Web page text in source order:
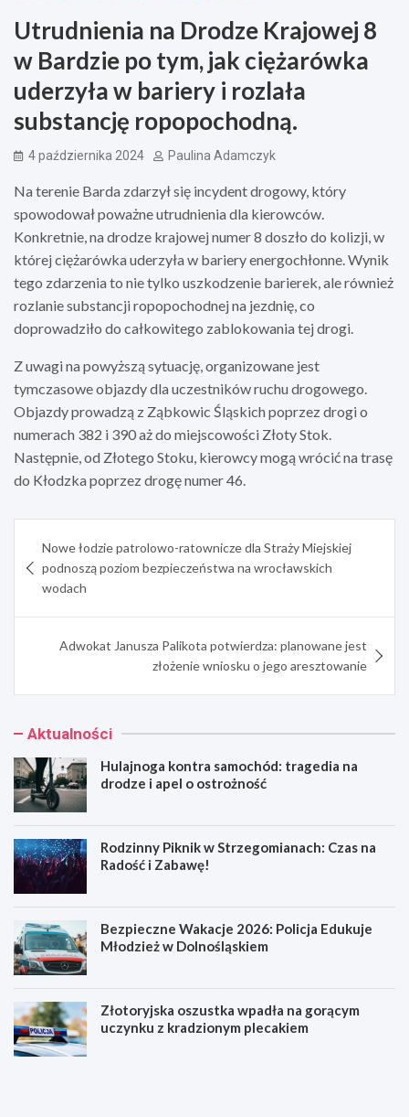
Utrudnienia na Drodze Krajowej 8
w Bardzie po tym, jak ciężarówka
uderzyła w bariery i rozlała
substancję ropopochodną.
4 października 2024 Paulina Adamczyk
Na terenie Barda zdarzył się incydent drogowy, który
spowodował poważne utrudnienia dla kierowców.
Konkretnie, na drodze krajowej numer 8 doszło do kolizji, w
której ciężarówka uderzyła w bariery energochłonne. Wynik
tego zdarzenia to nie tylko uszkodzenie barierek, ale również
rozlanie substancji ropopochodnej na jezdnię, co
doprowadziło do całkowitego zablokowania tej drogi.
Z uwagi na powyższą sytuację, organizowane jest
tymczasowe objazdy dla uczestników ruchu drogowego.
Objazdy prowadzą z Ząbkowic Śląskich poprzez drogi o
numerach 382 i 390 aż do miejscowości Złoty Stok.
Następnie, od Złotego Stoku, kierowcy mogą wrócić na trasę
do Kłodzka poprzez drogę numer 46.
wpisu
Nowe łodzie patrolowo-ratownicze dla Straży Miejskiej
podnoszą poziom bezpieczeństwa na wrocławskich
wodach
Adwokat Janusza Palikota potwierdza: planowane jest
złożenie wniosku o jego aresztowanie
Aktualności
Hulajnoga kontra samochód: tragedia na
drodze i apel o ostrożność
Rodzinny Piknik w Strzegomianach: Czas na
Radość i Zabawę!
Bezpieczne Wakacje 2026: Policja Edukuje
Młodzież w Dolnośląskiem
Złotoryjska oszustka wpadła na gorącym
uczynku z kradzionym plecakiem
H
R